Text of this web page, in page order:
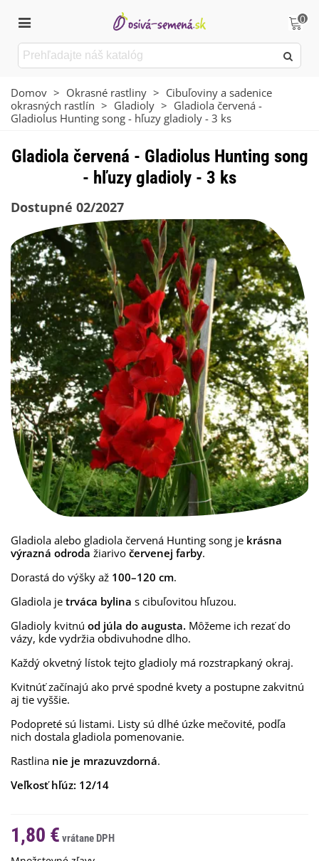
0
Domov > Okrasné rastliny > Cibuľoviny a sadenice
okrasných rastlín > Gladioly > Gladiola červená -
Gladiolus Hunting song - hľuzy gladioly - 3 ks
Gladiola červená - Gladiolus Hunting song
- hľuzy gladioly - 3 ks
Dostupné 02/2027
Gladiola alebo gladiola červená Hunting song je krásna
výrazná odroda žiarivo červenej farby.
Dorastá do výšky až 100–120 cm.
Gladiola je trváca bylina s cibuľovitou hľuzou.
Gladioly kvitnú od júla do augusta. Môžeme ich rezať do
vázy, kde vydržia obdivuhodne dlho.
Každý okvetný lístok tejto gladioly má rozstrapkaný okraj.
Kvitnúť začínajú ako prvé spodné kvety a postupne zakvitnú
aj tie vyššie.
Podopreté sú listami. Listy sú dlhé úzke mečovité, podľa
nich dostala gladiola pomenovanie.
Rastlina nie je mrazuvzdorná.
Veľkosť hľúz: 12/14
1,80 €